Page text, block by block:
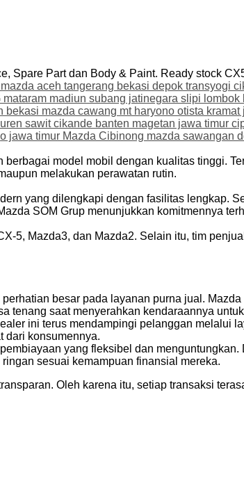
Spare Part dan Body & Paint. Ready stock
model mobil dengan kualitas tinggi.
melakukan perawatan rutin.
yang dilengkapi dengan fasilitas lengkap.
SOM Grup menunjukkan komitmennya
5, Mazda3, dan Mazda2. Selain itu, tim
besar pada layanan purna jual.
tenang saat menyerahkan kendaraannya
ini terus mendampingi pelanggan melalui
dari konsumennya.
yang fleksibel dan
sesuai kemampuan finansial mereka.
Oleh karena itu, setiap transaksi